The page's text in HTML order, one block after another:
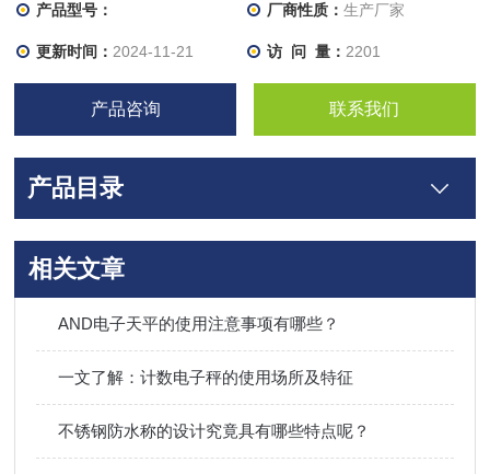
产品型号： 厂商性质： 生产厂家
更新时间： 2024-11-21 访 问 量： 2201
产品咨询 联系我们
产品目录
相关文章
AND电子天平的使用注意事项有哪些？
一文了解：计数电子秤的使用场所及特征
不锈钢防水称的设计究竟具有哪些特点呢？